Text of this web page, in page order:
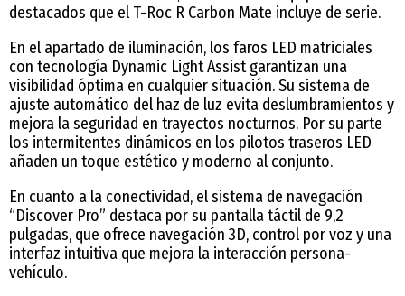
destacados que el T-Roc R Carbon Mate incluye de serie.
En el apartado de iluminación, los faros LED matriciales
con tecnología Dynamic Light Assist garantizan una
visibilidad óptima en cualquier situación. Su sistema de
ajuste automático del haz de luz evita deslumbramientos y
mejora la seguridad en trayectos nocturnos. Por su parte
los intermitentes dinámicos en los pilotos traseros LED
añaden un toque estético y moderno al conjunto.
En cuanto a la conectividad, el sistema de navegación
“Discover Pro” destaca por su pantalla táctil de 9,2
pulgadas, que ofrece navegación 3D, control por voz y una
interfaz intuitiva que mejora la interacción persona-
vehículo.